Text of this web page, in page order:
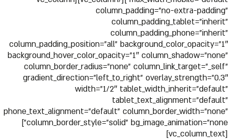
column_padding=”no-extra-padding”
column_padding_tablet=”inherit”
column_padding_phone=”inherit”
column_padding_position=”all” background_color_opacity=”1″
background_hover_color_opacity=”1″ column_shadow=”none”
column_border_radius=”none” column_link_target=”_self”
gradient_direction=”left_to_right” overlay_strength=”0.3″
width=”1/2″ tablet_width_inherit=”default”
tablet_text_alignment=”default”
phone_text_alignment=”default” column_border_width=”none”
column_border_style=”solid” bg_image_animation=”none”]
[vc_column_text]